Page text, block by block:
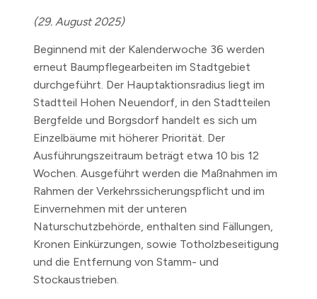
(29. August 2025)
Beginnend mit der Kalenderwoche 36 werden
erneut Baumpflegearbeiten im Stadtgebiet
durchgeführt. Der Hauptaktionsradius liegt im
Stadtteil Hohen Neuendorf, in den Stadtteilen
Bergfelde und Borgsdorf handelt es sich um
Einzelbäume mit höherer Priorität. Der
Ausführungszeitraum beträgt etwa 10 bis 12
Wochen. Ausgeführt werden die Maßnahmen im
Rahmen der Verkehrssicherungspflicht und im
Einvernehmen mit der unteren
Naturschutzbehörde, enthalten sind Fällungen,
Kronen Einkürzungen, sowie Totholzbeseitigung
und die Entfernung von Stamm- und
Stockaustrieben.